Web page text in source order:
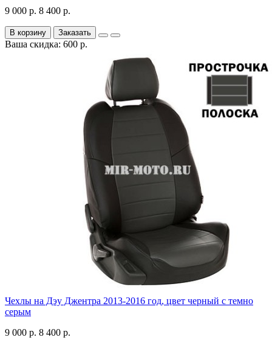
9 000 р. 8 400 р.
В корзину Заказать
Ваша скидка: 600 р.
Чехлы на Дэу Джентра 2013-2016 год, цвет черный с темно
серым
9 000 р. 8 400 р.